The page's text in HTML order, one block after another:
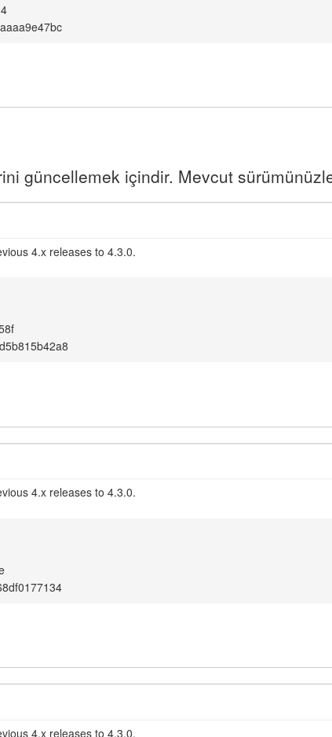
güncellemek içindir. Mevcut
4.x releases to 4.3.0.
4.x releases to 4.3.0.
4.x releases to 4.3.0.